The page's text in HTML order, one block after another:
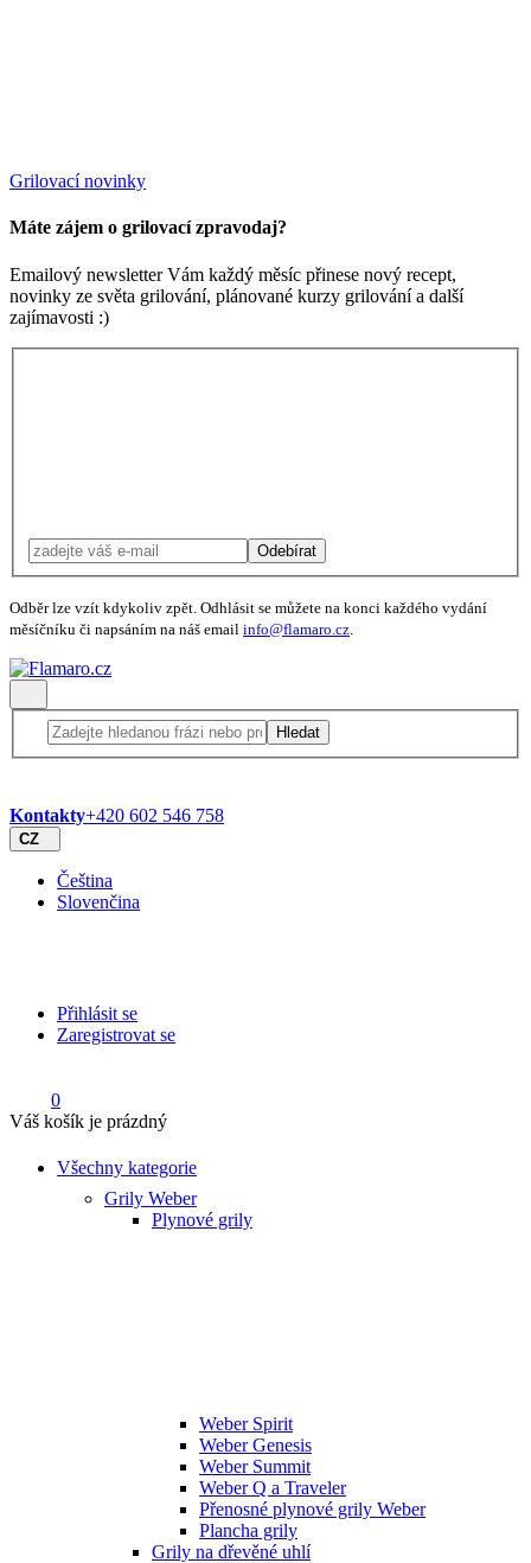
Grilovací novinky
Máte zájem o grilovací zpravodaj?
Emailový newsletter Vám každý měsíc přinese nový recept,
novinky ze světa grilování, plánované kurzy grilování a další
zajímavosti :)
Odebírat
Odběr lze vzít kdykoliv zpět. Odhlásit se můžete na konci každého vydání
měsíčníku či napsáním na náš email info@flamaro.cz.
Hledat
Kontakty+420 602 546 758
CZ
Čeština
Slovenčina
Přihlásit se
Zaregistrovat se
0
Váš košík je prázdný
Všechny kategorie
Grily Weber
Plynové grily
Weber Spirit
Weber Genesis
Weber Summit
Weber Q a Traveler
Přenosné plynové grily Weber
Plancha grily
Grily na dřevěné uhlí